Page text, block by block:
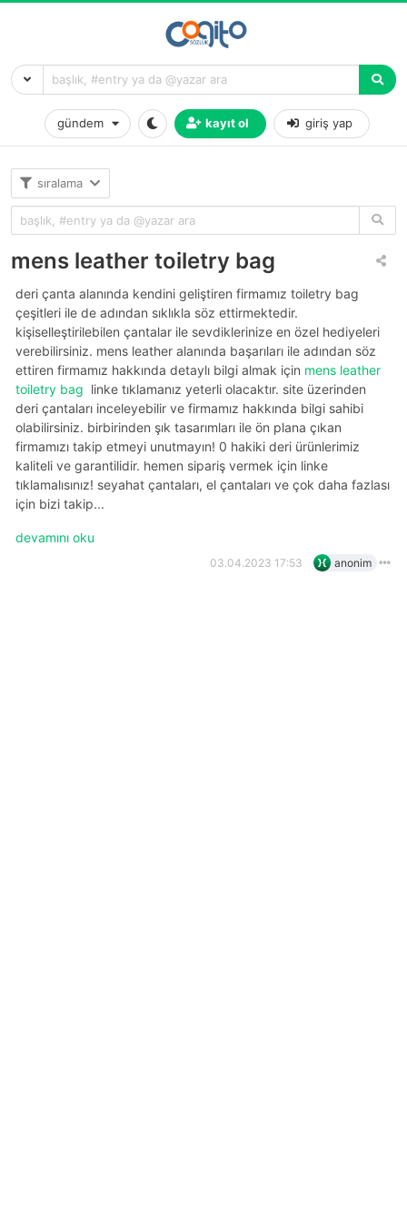
gündem kayıt ol giriş yap
sıralama
mens leather toiletry bag
deri çanta alanında kendini geliştiren firmamız toiletry bag
çeşitleri ile de adından sıklıkla söz ettirmektedir.
kişiselleştirilebilen çantalar ile sevdiklerinize en özel hediyeleri
verebilirsiniz. mens leather alanında başarıları ile adından söz
ettiren firmamız hakkında detaylı bilgi almak için mens leather
toiletry bag linke tıklamanız yeterli olacaktır. site üzerinden
deri çantaları inceleyebilir ve firmamız hakkında bilgi sahibi
olabilirsiniz. birbirinden şık tasarımları ile ön plana çıkan
firmamızı takip etmeyi unutmayın! 0 hakiki deri ürünlerimiz
kaliteli ve garantilidir. hemen sipariş vermek için linke
tıklamalısınız! seyahat çantaları, el çantaları ve çok daha fazlası
için bizi takip...
devamını oku
03.04.2023 17:53 anonim